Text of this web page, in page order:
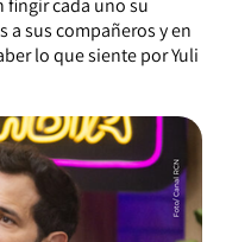
fingir cada uno su
a sus compañeros y en
lo que siente por Yuli